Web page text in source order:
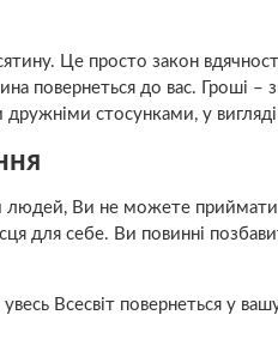
Це просто закон
повернеться до вас.
стосунками, у вигляді
Ви не можете приймати
для себе. Ви повинні
увесь Всесвіт повернеться у